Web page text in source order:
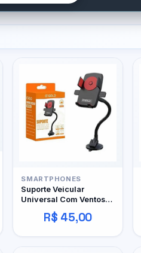
SMARTPHONES
Suporte Veicular
Universal Com Ventosa
Agold Spc-02
R$ 45,00